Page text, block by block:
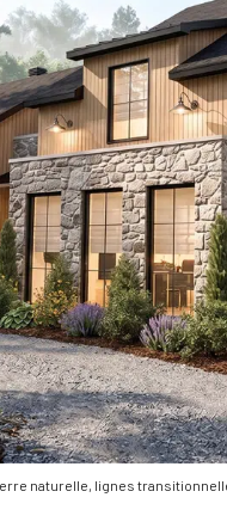
naturelle, lignes